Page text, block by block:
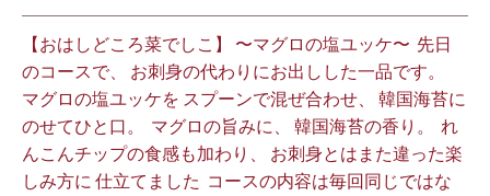
【おはしどころ菜でしこ】 〜マグロの塩ユッケ〜 ⁡ 先日
のコースで、 お刺身の代わりにお出しした一品です。 ⁡
マグロの塩ユッケを スプーンで混ぜ合わせ、 韓国海苔に
のせてひと口。 ⁡ マグロの旨みに、 韓国海苔の香り。 ⁡ れ
んこんチップの食感も加わり、 お刺身とはまた違った楽
しみ方に 仕立てました️ ⁡ コースの内容は毎回同じではな